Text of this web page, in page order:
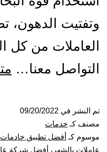
وتفتيت الدهون،
العاملات من كل
التواصل معنا…
تم النشر في 09/20/2022
مصنف كـ خدمات
موسوم كـ أفضل تطبيق خادمات
عاملات بالشهر ، أفضل شركة